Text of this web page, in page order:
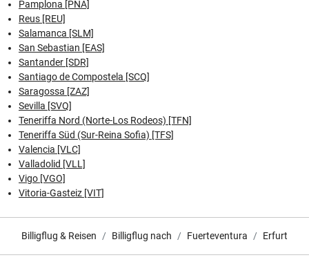
Pamplona [PNA]
Reus [REU]
Salamanca [SLM]
San Sebastian [EAS]
Santander [SDR]
Santiago de Compostela [SCQ]
Saragossa [ZAZ]
Sevilla [SVQ]
Teneriffa Nord (Norte-Los Rodeos) [TFN]
Teneriffa Süd (Sur-Reina Sofia) [TFS]
Valencia [VLC]
Valladolid [VLL]
Vigo [VGO]
Vitoria-Gasteiz [VIT]
Billigflug & Reisen Billigflug nach Fuerteventura Erfurt